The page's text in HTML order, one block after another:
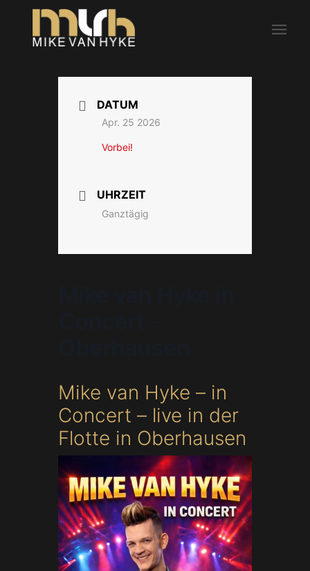
DATUM
Apr. 25 2026
Vorbei!
UHRZEIT
Ganztägig
Mike van Hyke – in
Concert – live in der
Flotte in Oberhausen